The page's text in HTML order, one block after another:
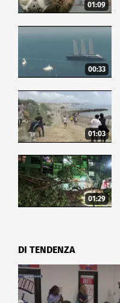
01:09
00:33
01:03
01:29
DI TENDENZA